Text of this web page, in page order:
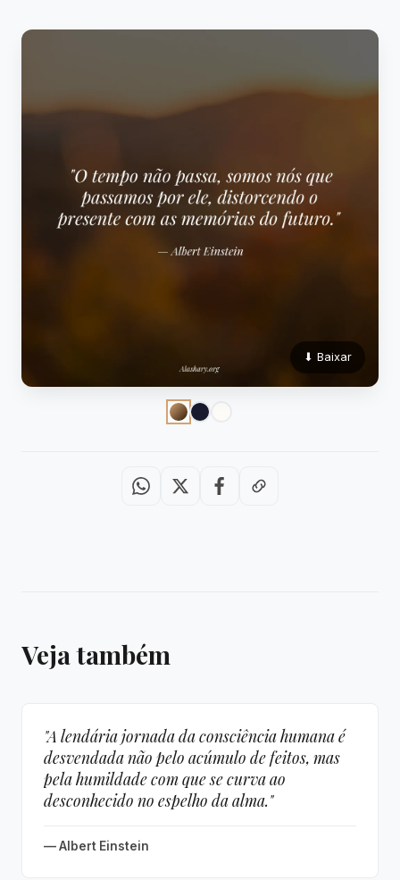
⬇ Baixar
Veja também
"A lendária jornada da consciência humana é
desvendada não pelo acúmulo de feitos, mas
pela humildade com que se curva ao
desconhecido no espelho da alma."
— Albert Einstein